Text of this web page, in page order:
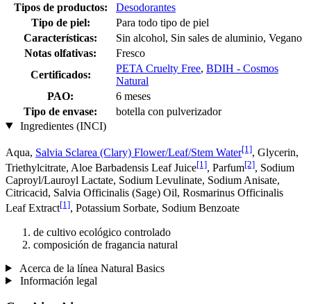
Tipos de productos:
Desodorantes
Tipo de piel:
Para todo tipo de piel
Características:
Sin alcohol, Sin sales de aluminio, Vegano
Notas olfativas:
Fresco
Certificados:
PETA Cruelty Free, BDIH - Cosmos
Natural
PAO:
6 meses
Tipo de envase:
botella con pulverizador
Ingredientes (INCI)
Aqua, Salvia Sclarea (Clary) Flower/Leaf/Stem Water[1], Glycerin,
Triethylcitrate, Aloe Barbadensis Leaf Juice[1], Parfum[2], Sodium
Caproyl/Lauroyl Lactate, Sodium Levulinate, Sodium Anisate,
Citricacid, Salvia Officinalis (Sage) Oil, Rosmarinus Officinalis
Leaf Extract[1], Potassium Sorbate, Sodium Benzoate
de cultivo ecológico controlado
composición de fragancia natural
Acerca de la línea Natural Basics
Información legal